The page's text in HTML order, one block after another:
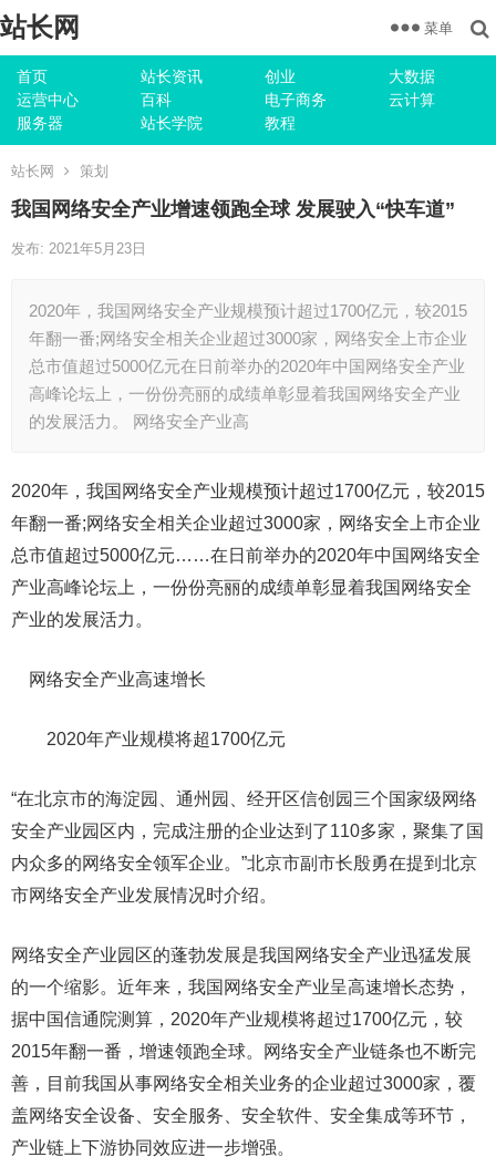
站长网
首页 站长资讯 创业
大数据
运营中心
百科 电子商务
云计算
服务器
站长学院 教程
菜单
站长网 策划
我国网络安全产业增速领跑全球 发展驶入“快车道”
发布: 2021年5月23日
2020年，我国网络安全产业规模预计超过1700亿元，较2015
年翻一番;网络安全相关企业超过3000家，网络安全上市企业
总市值超过5000亿元在日前举办的2020年中国网络安全产业
高峰论坛上，一份份亮丽的成绩单彰显着我国网络安全产业
的发展活力。 网络安全产业高
2020年，我国网络安全产业规模预计超过1700亿元，较2015
年翻一番;网络安全相关企业超过3000家，网络安全上市企业
总市值超过5000亿元……在日前举办的2020年中国网络安全
产业高峰论坛上，一份份亮丽的成绩单彰显着我国网络安全
产业的发展活力。
网络安全产业高速增长
2020年产业规模将超1700亿元
“在北京市的海淀园、通州园、经开区信创园三个国家级网络
安全产业园区内，完成注册的企业达到了110多家，聚集了国
内众多的网络安全领军企业。”北京市副市长殷勇在提到北京
市网络安全产业发展情况时介绍。
网络安全产业园区的蓬勃发展是我国网络安全产业迅猛发展
的一个缩影。近年来，我国网络安全产业呈高速增长态势，
据中国信通院测算，2020年产业规模将超过1700亿元，较
2015年翻一番，增速领跑全球。网络安全产业链条也不断完
善，目前我国从事网络安全相关业务的企业超过3000家，覆
盖网络安全设备、安全服务、安全软件、安全集成等环节，
产业链上下游协同效应进一步增强。